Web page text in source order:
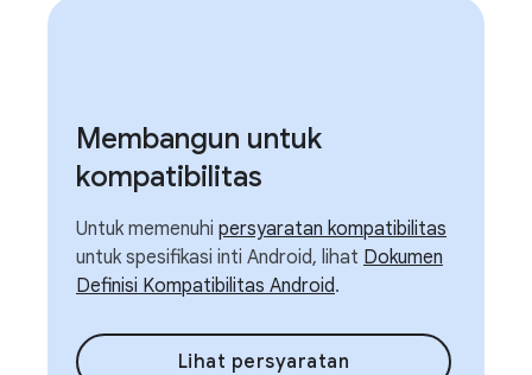
Membangun untuk
kompatibilitas
Untuk memenuhi persyaratan kompatibilitas
untuk spesifikasi inti Android, lihat Dokumen
Definisi Kompatibilitas Android.
Lihat persyaratan